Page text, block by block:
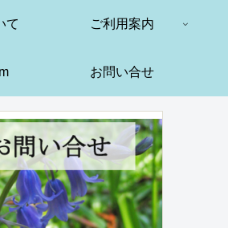
て ご利用案内
お問い合せ